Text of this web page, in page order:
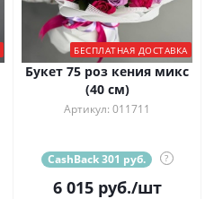
БЕСПЛАТНАЯ ДОСТАВКА
Букет 75 роз кения микс
(40 см)
Артикул: 011711
CashBack 301 руб. ?
6 015руб./шт